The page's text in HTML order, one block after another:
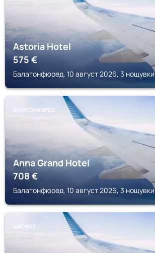
Astoria Hotel
575€
Балатонфюред, 10 август 2026, 3 нощувки
БАЛАТОНФЮРЕД
Anna Grand Hotel
708€
Балатонфюред, 10 август 2026, 3 нощувки
ШИОФОК